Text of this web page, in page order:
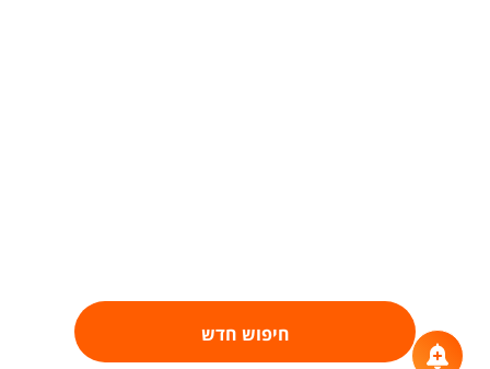
חיפוש חדש